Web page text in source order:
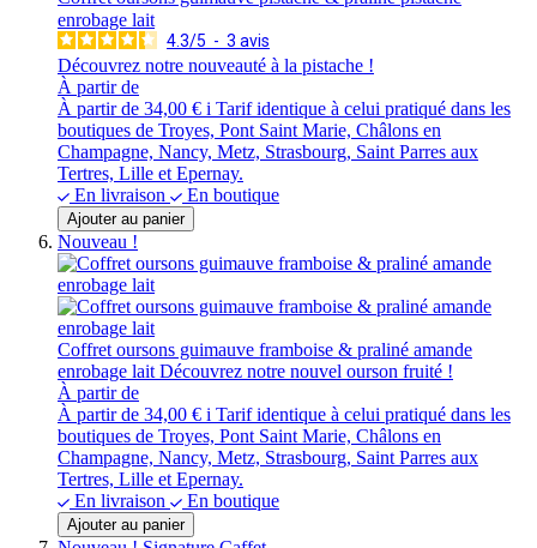
enrobage lait
4.3/5 - 3 avis
Découvrez notre nouveauté à la pistache !
À partir de
À partir de 34,00 € i Tarif identique à celui pratiqué dans les
boutiques de Troyes, Pont Saint Marie, Châlons en
Champagne, Nancy, Metz, Strasbourg, Saint Parres aux
Tertres, Lille et Epernay.
En livraison
En boutique
Ajouter au panier
Nouveau !
Coffret oursons guimauve framboise & praliné amande
enrobage lait Découvrez notre nouvel ourson fruité !
À partir de
À partir de 34,00 € i Tarif identique à celui pratiqué dans les
boutiques de Troyes, Pont Saint Marie, Châlons en
Champagne, Nancy, Metz, Strasbourg, Saint Parres aux
Tertres, Lille et Epernay.
En livraison
En boutique
Ajouter au panier